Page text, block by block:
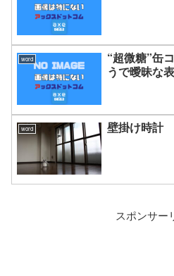
word
“超微糖”缶
うで曖昧な
word 壁掛け時計
スポンサー